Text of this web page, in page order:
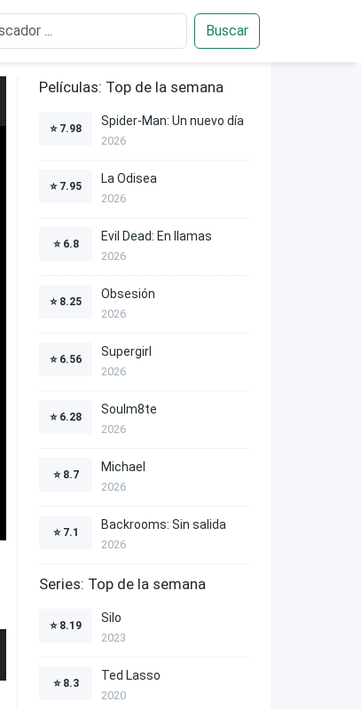
Buscar
Películas: Top de la semana
⭐ 7.98
Spider-Man: Un nuevo día
2026
⭐ 7.95
La Odisea
2026
⭐ 6.8
Evil Dead: En llamas
2026
⭐ 8.25
Obsesión
2026
⭐ 6.56
Supergirl
2026
⭐ 6.28
Soulm8te
2026
⭐ 8.7
Michael
2026
⭐ 7.1
Backrooms: Sin salida
2026
Series: Top de la semana
⭐ 8.19
Silo
2023
⭐ 8.3
Ted Lasso
2020